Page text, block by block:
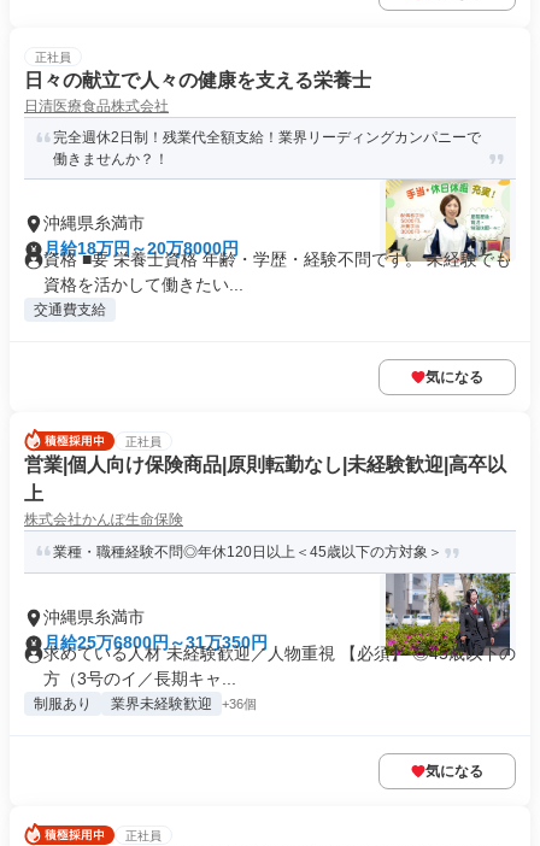
正社員
日々の献立で人々の健康を支える栄養士
日清医療食品株式会社
完全週休2日制！残業代全額支給！業界リーディングカンパニーで
働きませんか？！
沖縄県糸満市
月給18万円～20万8000円
資格 ■要 栄養士資格 年齢・学歴・経験不問です。 未経験でも
資格を活かして働きたい...
交通費支給
気になる
正社員
営業|個人向け保険商品|原則転勤なし|未経験歓迎|高卒以
上
株式会社かんぽ生命保険
業種・職種経験不問◎年休120日以上＜45歳以下の方対象＞
沖縄県糸満市
月給25万6800円～31万350円
求めている人材 未経験歓迎／人物重視 【必須】 ◎45歳以下の
方（3号のイ／長期キャ...
制服あり 業界未経験歓迎 +36個
気になる
正社員